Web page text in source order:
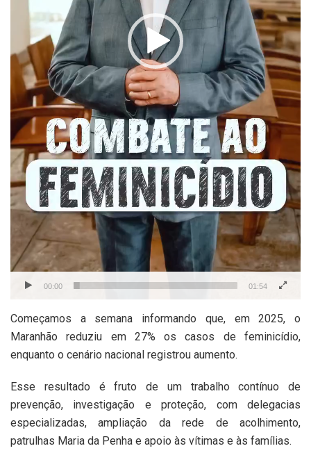
00:00 01:54
Começamos a semana informando que, em 2025, o
Maranhão reduziu em 27% os casos de feminicídio,
enquanto o cenário nacional registrou aumento.
Esse resultado é fruto de um trabalho contínuo de
prevenção, investigação e proteção, com delegacias
especializadas, ampliação da rede de acolhimento,
patrulhas Maria da Penha e apoio às vítimas e às famílias.